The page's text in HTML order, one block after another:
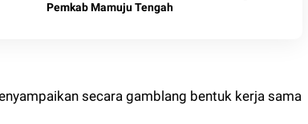
Pemkab Mamuju Tengah
secara gamblang bentuk kerja sama